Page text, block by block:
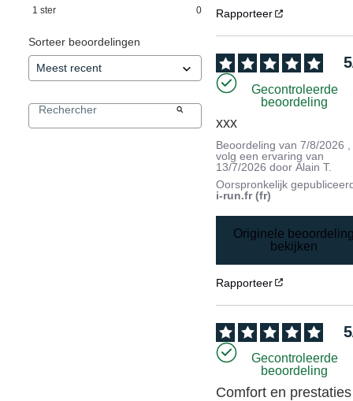
1 ster 0
Sorteer beoordelingen
Rapporteer
5
Gecontroleerde
beoordeling
xxx
Beoordeling van7/8/2026 ,
volg een ervaring van
13/7/2026 doorAlain T.
Oorspronkelijk
i-run.fr (fr)
Originele
bekijken
Rapporteer
5
Gecontroleerde
beoordeling
Comfort en prestaties